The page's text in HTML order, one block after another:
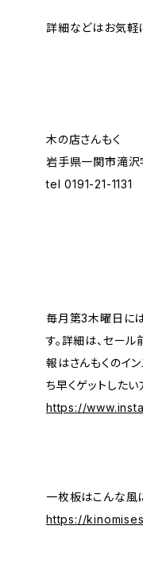
詳細などはお気軽
木の店さんもく
岩手県一関市滝
tel 0191-21-1131
毎月第3木曜日には
す。詳細は、セー
報はさんもくのイ
ち早くゲットした
https://
一枚板はこんな風
https://